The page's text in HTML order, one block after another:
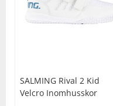
SALMING Rival 2 Kid
Velcro Inomhusskor